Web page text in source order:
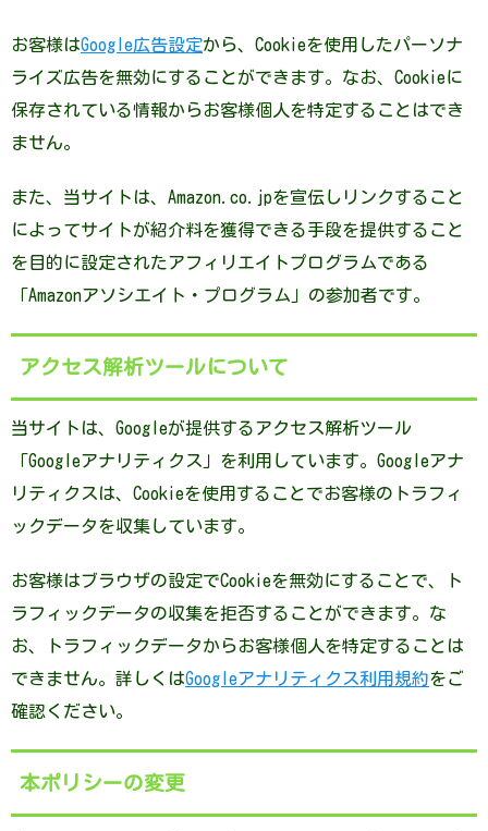
お客様はGoogle広告設定から、Cookieを使用したパーソナ
ライズ広告を無効にすることができます。なお、Cookieに
保存されている情報からお客様個人を特定することはでき
ません。
また、当サイトは、Amazon.co.jpを宣伝しリンクすること
によってサイトが紹介料を獲得できる手段を提供すること
を目的に設定されたアフィリエイトプログラムである
「Amazonアソシエイト・プログラム」の参加者です。
アクセス解析ツールについて
当サイトは、Googleが提供するアクセス解析ツール
「Googleアナリティクス」を利用しています。Googleアナ
リティクスは、Cookieを使用することでお客様のトラフィ
ックデータを収集しています。
お客様はブラウザの設定でCookieを無効にすることで、ト
ラフィックデータの収集を拒否することができます。な
お、トラフィックデータからお客様個人を特定することは
できません。詳しくはGoogleアナリティクス利用規約をご
確認ください。
本ポリシーの変更